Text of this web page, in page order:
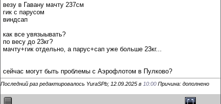
везу в Гавану мачту 237см
гик с парусом
виндсап
как все увязыывать?
по весу до 23кг?
мачту+гик отдельно, а парус+сап уже больше 23кг...
сейчас могут быть проблемы с Аэрофлотом в Пулково?
Последний раз редактировалось YuraSPb; 12.09.2025 в 10:00 Причина: дополнено